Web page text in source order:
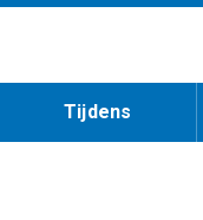
Tijdens